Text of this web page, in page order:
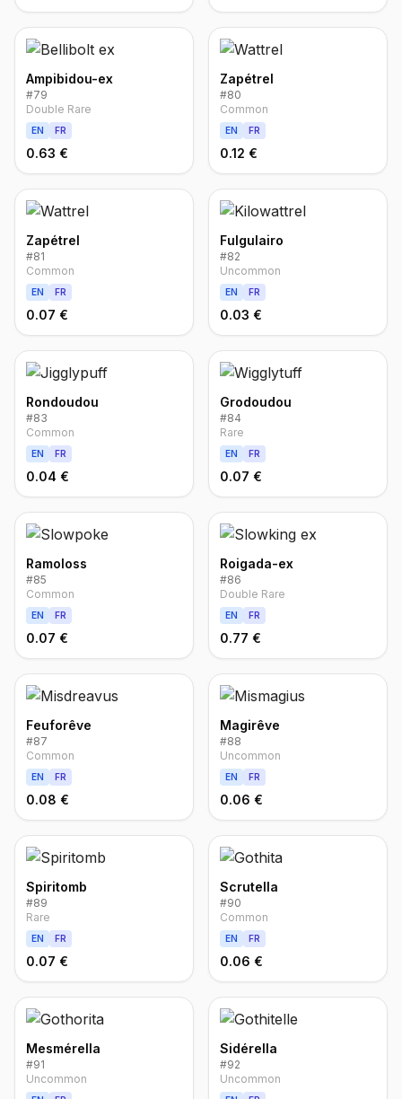
Ampibidou-ex
#79
Double Rare
EN FR
0.63 €
Zapétrel
#80
Common
EN FR
0.12 €
Zapétrel
#81
Common
EN FR
0.07 €
Fulgulairo
#82
Uncommon
EN FR
0.03 €
Rondoudou
#83
Common
EN FR
0.04 €
Grodoudou
#84
Rare
EN FR
0.07 €
Ramoloss
#85
Common
EN FR
0.07 €
Roigada-ex
#86
Double Rare
EN FR
0.77 €
Feuforêve
#87
Common
EN FR
0.08 €
Magirêve
#88
Uncommon
EN FR
0.06 €
Spiritomb
#89
Rare
EN FR
0.07 €
Scrutella
#90
Common
EN FR
0.06 €
Mesmérella
#91
Uncommon
Sidérella
#92
Uncommon